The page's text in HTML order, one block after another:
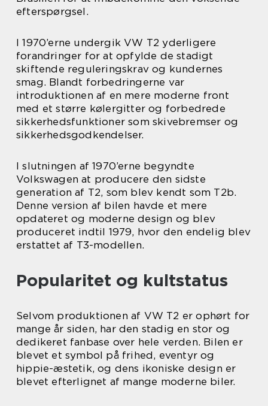
efterspørgsel.
I 1970’erne undergik VW T2 yderligere
forandringer for at opfylde de stadigt
skiftende reguleringskrav og kundernes
smag. Blandt forbedringerne var
introduktionen af en mere moderne front
med et større kølergitter og forbedrede
sikkerhedsfunktioner som skivebremser og
sikkerhedsgodkendelser.
I slutningen af 1970’erne begyndte
Volkswagen at producere den sidste
generation af T2, som blev kendt som T2b.
Denne version af bilen havde et mere
opdateret og moderne design og blev
produceret indtil 1979, hvor den endelig blev
erstattet af T3-modellen.
Popularitet og kultstatus
Selvom produktionen af VW T2 er ophørt for
mange år siden, har den stadig en stor og
dedikeret fanbase over hele verden. Bilen er
blevet et symbol på frihed, eventyr og
hippie-æstetik, og dens ikoniske design er
blevet efterlignet af mange moderne biler.